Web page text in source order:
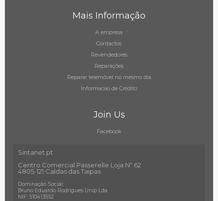
Mais Informação
A empresa
Contactos
Revendedores
Reparações
Reparar telemóvel no mesmo dia
Informacao de Crédito
Join Us
Facebook
Sintanet.pt
Centro Comercial Passerelle Loja Nº 62
4805-121 Caldas das Taipas
Dominação Social:
Bruno Eduardo Rodrigues Unip Lda
NIF: 510413552